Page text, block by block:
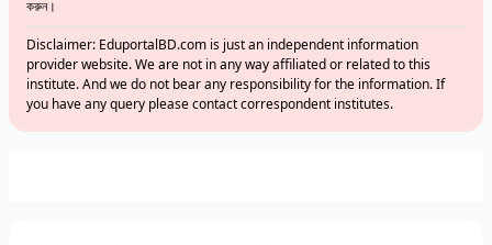
করুন।
Disclaimer: EduportalBD.com is just an independent information
provider website. We are not in any way affiliated or related to this
institute. And we do not bear any responsibility for the information. If
you have any query please contact correspondent institutes.